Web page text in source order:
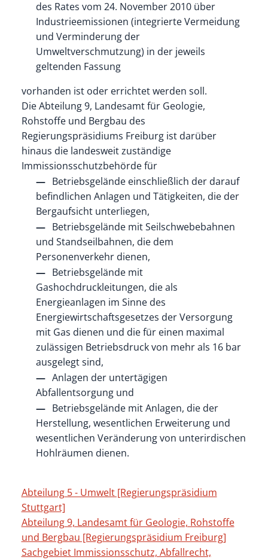
des Rates vom 24. November 2010 über
Industrieemissionen (integrierte Vermeidung
und Verminderung der
Umweltverschmutzung) in der jeweils
geltenden Fassung
vorhanden ist oder errichtet werden soll.
Die Abteilung 9, Landesamt für Geologie,
Rohstoffe und Bergbau des
Regierungspräsidiums Freiburg ist darüber
hinaus die landesweit zuständige
Immissionsschutzbehörde für
Betriebsgelände einschließlich der darauf
befindlichen Anlagen und Tätigkeiten, die der
Bergaufsicht unterliegen,
Betriebsgelände mit Seilschwebebahnen
und Standseilbahnen, die dem
Personenverkehr dienen,
Betriebsgelände mit
Gashochdruckleitungen, die als
Energieanlagen im Sinne des
Energiewirtschaftsgesetzes der Versorgung
mit Gas dienen und die für einen maximal
zulässigen Betriebsdruck von mehr als 16 bar
ausgelegt sind,
Anlagen der untertägigen
Abfallentsorgung und
Betriebsgelände mit Anlagen, die der
Herstellung, wesentlichen Erweiterung und
wesentlichen Veränderung von unterirdischen
Hohlräumen dienen.
Abteilung 5 - Umwelt [Regierungspräsidium
Stuttgart]
Abteilung 9, Landesamt für Geologie, Rohstoffe
und Bergbau [Regierungspräsidium Freiburg]
Sachgebiet Immissionsschutz, Abfallrecht,